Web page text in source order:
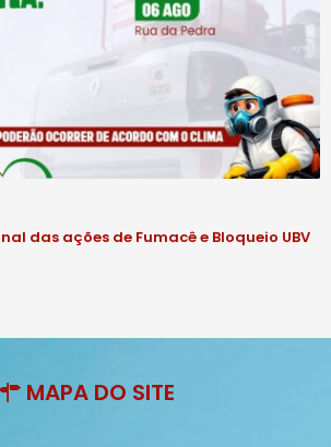
das ações de Fumacê e Bloqueio UBV
MAPA DO SITE